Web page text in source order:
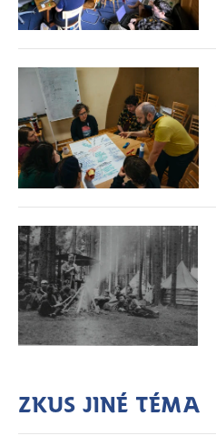
Zkus jiné téma